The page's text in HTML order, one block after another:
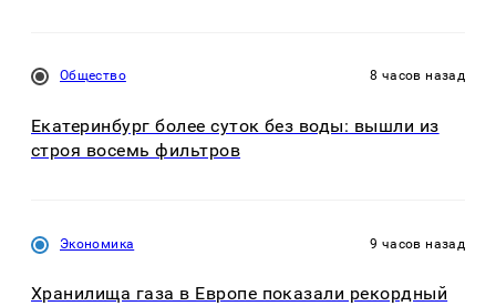
Общество 8 часов назад
Екатеринбург более суток без воды: вышли из
строя восемь фильтров
Экономика 9 часов назад
Хранилища газа в Европе показали рекордный